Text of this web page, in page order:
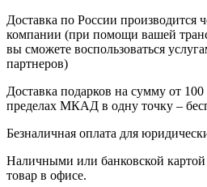
Доставка по России производится
компании (при помощи вашей
вы сможете воспользоваться
партнеров)
Доставка подарков на сумму от
пределах МКАД в одну точку –
Безналичная оплата для
Наличными или банковской
товар в офисе.